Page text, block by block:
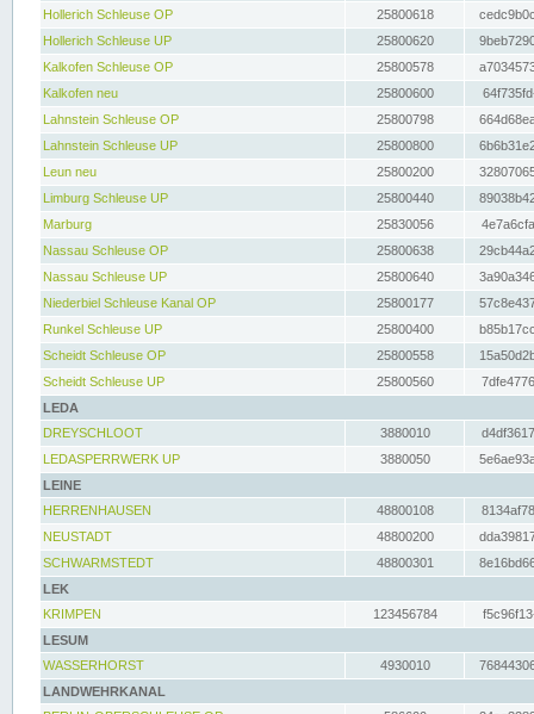
Hollerich Schleuse OP
25800618
Hollerich Schleuse UP
25800620
Kalkofen Schleuse OP
25800578
Kalkofen neu
25800600
Lahnstein Schleuse OP
25800798
Lahnstein Schleuse UP
25800800
Leun neu
25800200
Limburg Schleuse UP
25800440
Marburg
25830056
Nassau Schleuse OP
25800638
Nassau Schleuse UP
25800640
Niederbiel Schleuse Kanal OP
25800177
Runkel Schleuse UP
25800400
Scheidt Schleuse OP
25800558
Scheidt Schleuse UP
25800560
LEDA
DREYSCHLOOT
3880010
LEDASPERRWERK UP
3880050
LEINE
HERRENHAUSEN
48800108
NEUSTADT
48800200
SCHWARMSTEDT
48800301
LEK
KRIMPEN
123456784
LESUM
WASSERHORST
4930010
LANDWEHRKANAL